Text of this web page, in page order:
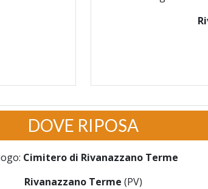
DOVE RIPOSA
Cimitero di Rivanazzano Terme
Rivanazzano Terme (PV)